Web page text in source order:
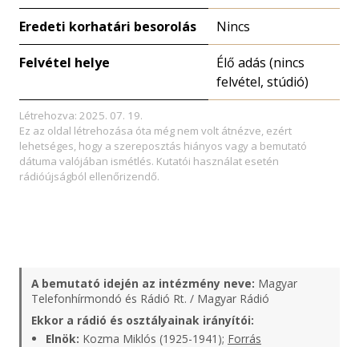
Eredeti korhatári besorolás Nincs
Felvétel helye
Élő adás (nincs
felvétel, stúdió)
Létrehozva: 2025. 07. 19.
Ez az oldal létrehozása óta még nem volt átnézve, ezért
lehetséges, hogy a szereposztás hiányos vagy a bemutató
dátuma valójában ismétlés. Kutatói használat esetén
rádióújságból ellenőrizendő.
A bemutató idején az intézmény neve: Magyar
Telefonhírmondó és Rádió Rt. / Magyar Rádió
Ekkor a rádió és osztályainak irányítói:
Elnök: Kozma Miklós (1925-1941); Forrás